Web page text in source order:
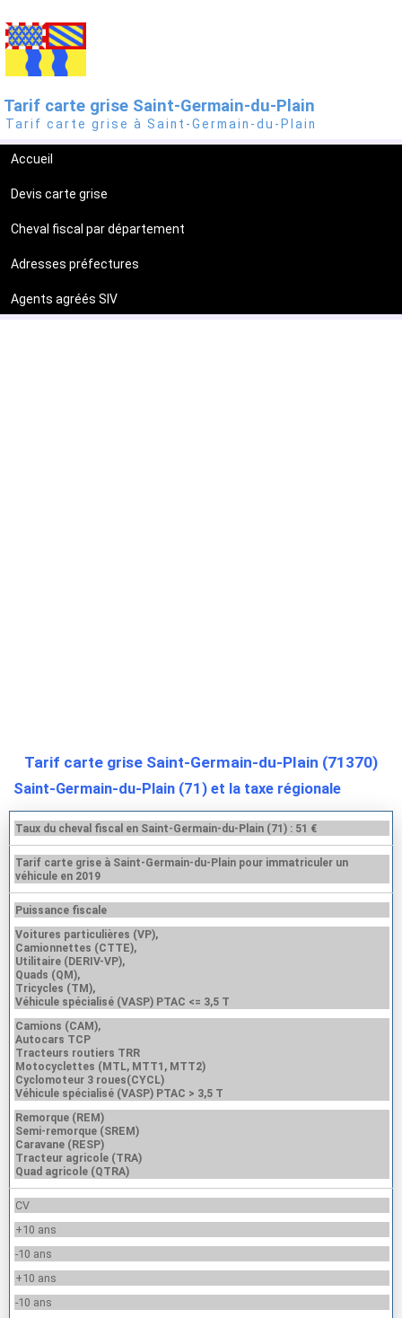
Tarif carte grise Saint-Germain-du-Plain
Tarif carte grise à Saint-Germain-du-Plain
Accueil
Devis carte grise
Cheval fiscal par département
Adresses préfectures
Agents agréés SIV
Tarif carte grise Saint-Germain-du-Plain (71370)
Saint-Germain-du-Plain (71) et la taxe régionale
Taux du cheval fiscal en Saint-Germain-du-Plain (71) : 51 €
Tarif carte grise à Saint-Germain-du-Plain pour immatriculer un
véhicule en 2019
Puissance fiscale
Voitures particulières (VP),
Camionnettes (CTTE),
Utilitaire (DERIV-VP),
Quads (QM),
Tricycles (TM),
Véhicule spécialisé (VASP) PTAC <= 3,5 T
Camions (CAM),
Autocars TCP
Tracteurs routiers TRR
Motocyclettes (MTL, MTT1, MTT2)
Cyclomoteur 3 roues(CYCL)
Véhicule spécialisé (VASP) PTAC > 3,5 T
Remorque (REM)
Semi-remorque (SREM)
Caravane (RESP)
Tracteur agricole (TRA)
Quad agricole (QTRA)
CV
+10 ans
-10 ans
+10 ans
-10 ans